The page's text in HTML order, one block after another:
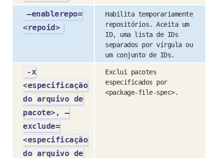
–enablerepo=
<repoid>
Habilita temporariamente
repositórios. Aceita um
ID, uma lista de IDs
separados por vírgula ou
um conjunto de IDs.
-x
<especificação
do arquivo de
pacote>, –
exclude=
<especificação
do arquivo de
Exclui pacotes
especificados por
<package-file-spec>.